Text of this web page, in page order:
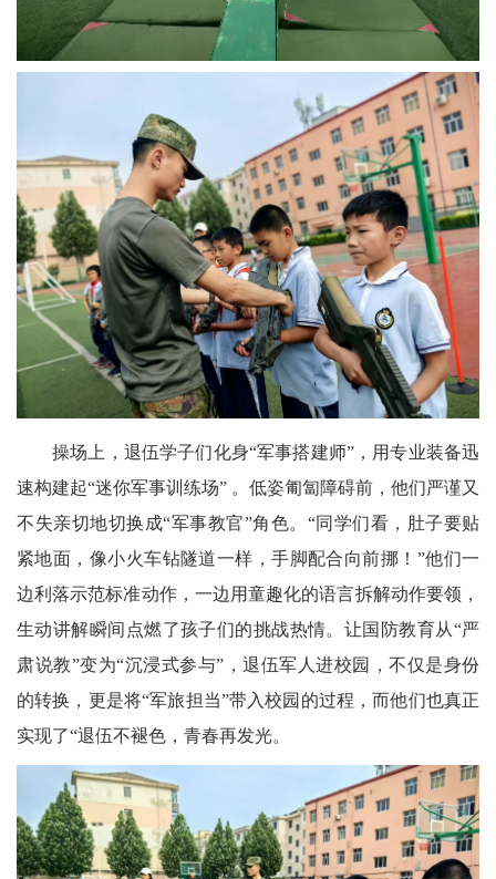
操场上，退伍学子们化身“军事搭建师”，用专业装备迅
速构建起“迷你军事训练场” 。低姿匍匐障碍前，他们严谨又
不失亲切地切换成“军事教官”角色。“同学们看，肚子要贴
紧地面，像小火车钻隧道一样，手脚配合向前挪！”他们一
边利落示范标准动作，一边用童趣化的语言拆解动作要领，
生动讲解瞬间点燃了孩子们的挑战热情。让国防教育从“严
肃说教”变为“沉浸式参与”，退伍军人进校园，不仅是身份
的转换，更是将“军旅担当”带入校园的过程，而他们也真正
实现了“退伍不褪色，青春再发光。